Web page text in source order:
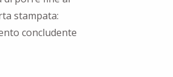
stampata:
concludente